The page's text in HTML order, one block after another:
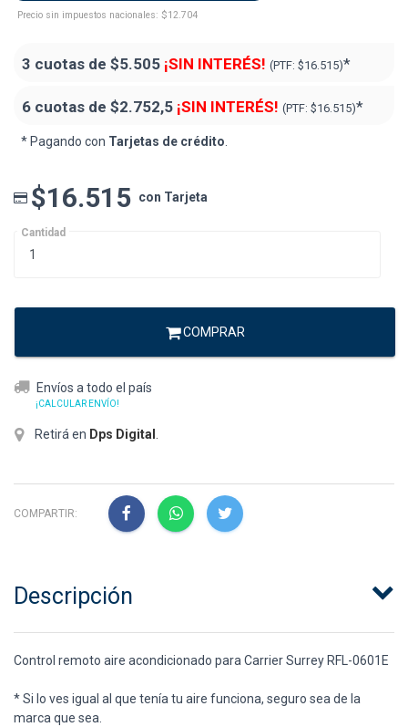
Precio sin impuestos nacionales: $12.704
3 cuotas de $5.505 ¡SIN INTERÉS! (PTF: $16.515)*
6 cuotas de $2.752,5 ¡SIN INTERÉS! (PTF: $16.515)*
* Pagando con Tarjetas de crédito.
$16.515 con Tarjeta
Cantidad
COMPRAR
Envíos a todo el país
¡CALCULAR ENVÍO!
Retirá en Dps Digital
COMPARTIR:
Descripción
Control remoto aire acondicionado para Carrier Surrey RFL-0601E
* Si lo ves igual al que tenía tu aire funciona, seguro sea de la
marca que sea.